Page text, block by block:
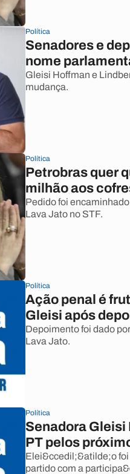
Política
Senadores e
nome
Gleisi Hoffman e
mudança.
Política
Petrobras quer
milhão aos
Pedido foi
Lava Jato no STF.
Política
Ação penal é
Gleisi após
Depoimento foi dado
Lava Jato.
Política
Senadora
PT pelos
Elei&ccedil;&atilde;o
partido com a